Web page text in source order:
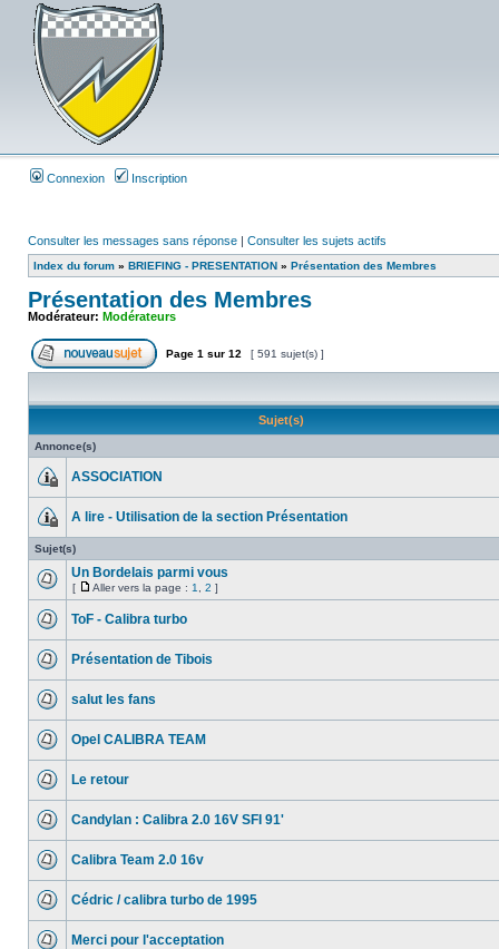
Connexion Inscription
Consulter les messages sans réponse | Consulter les sujets actifs
Index du forum » BRIEFING - PRESENTATION » Présentation des Membres
Présentation des Membres
Modérateur: Modérateurs
Page 1 sur 12 [ 591 sujet(s) ]
Sujet(s)
Annonce(s)
ASSOCIATION
A lire - Utilisation de la section Présentation
Sujet(s)
Un Bordelais parmi vous
[ Aller vers la page : 1 2 ]
ToF - Calibra turbo
Présentation de Tibois
salut les fans
Opel CALIBRA TEAM
Le retour
Candylan : Calibra 2.0 16V SFI 91'
Calibra Team 2.0 16v
Cédric / calibra turbo de 1995
Merci pour l'acceptation